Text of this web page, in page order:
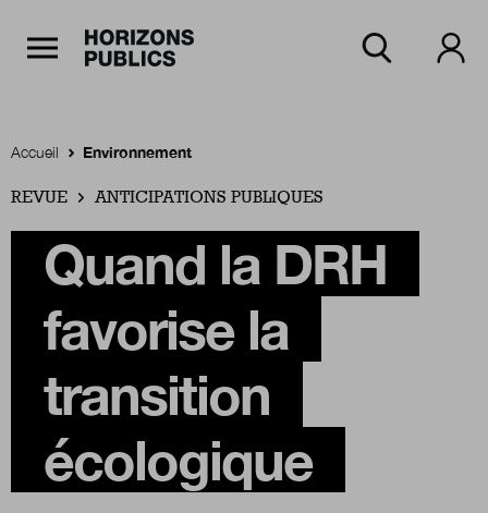
Accueil
Rubriques
Thèmes
Numéros
Accueil Environnement
REVUE ANTICIPATIONS PUBLIQUES
Quand la DRH
favorise la
transition
écologique